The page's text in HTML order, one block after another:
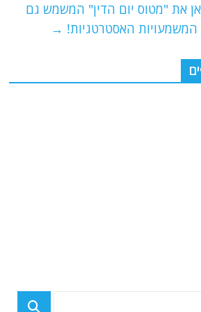
k
את "מטוס יום הדין" המשמש גם
המשמעויות האסטרטגיות! →